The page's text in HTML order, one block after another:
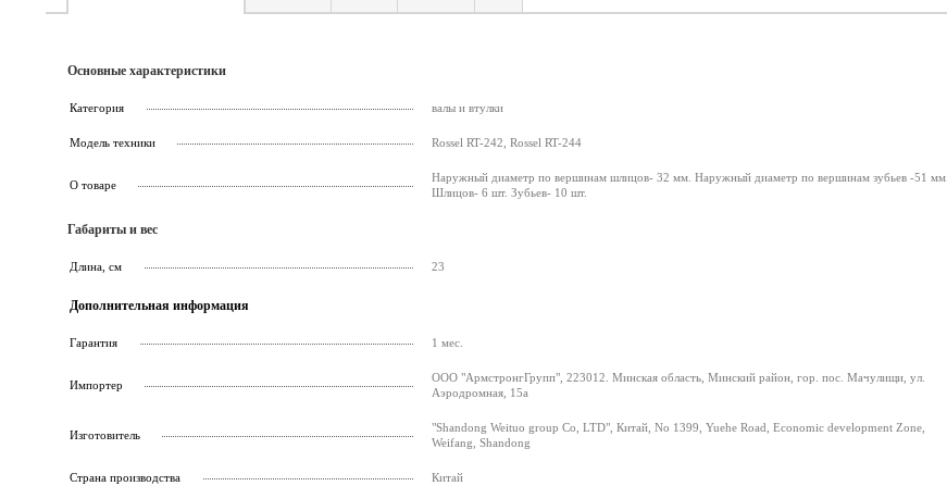
Основные характеристики
Категория валы и втулки
Модель техники Rossel RT-242, Rossel RT-244
О товаре
Наружный диаметр по вершинам шлицов- 32 мм. Наружный диаметр по вершинам зубьев -51 мм.
Шлицов- 6 шт. Зубьев- 10 шт.
Габариты и вес
Длина, см 23
Дополнительная информация
Гарантия 1 мес.
Импортер
ООО "АрмстронгГрупп", 223012. Минская область, Минский район, гор. пос. Мачулищи, ул.
Аэродромная, 15а
Изготовитель
"Shandong Weituo group Co, LTD", Китай, No 1399, Yuehe Road, Economic development Zone,
Weifang, Shandong
Страна производства Китай